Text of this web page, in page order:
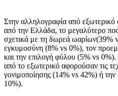
Στην αλληλογραφία από
από την Ελλάδα, το μεγαλύτερο
σχετικά με τη δωρεά ωαρίων(39%
εγκυμοσύνη (8% vs 0%), τον
και την επιλογή φύλου (5% vs 0%).
από το εξωτερικό αφορούσαν τις
γονιμοποίησης (14% vs 42%) ή
10%).